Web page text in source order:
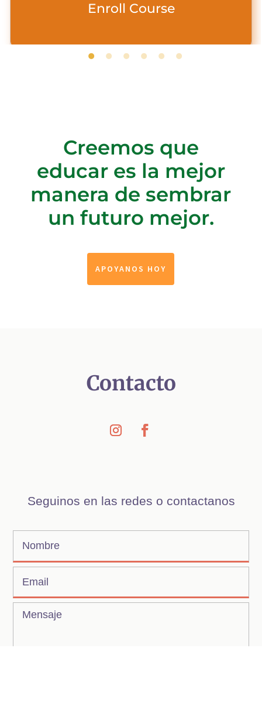
Enroll Course
Creemos que
educar es la mejor
manera de sembrar
un futuro mejor.
APOYANOS HOY
Contacto
Seguinos en las redes o contactanos